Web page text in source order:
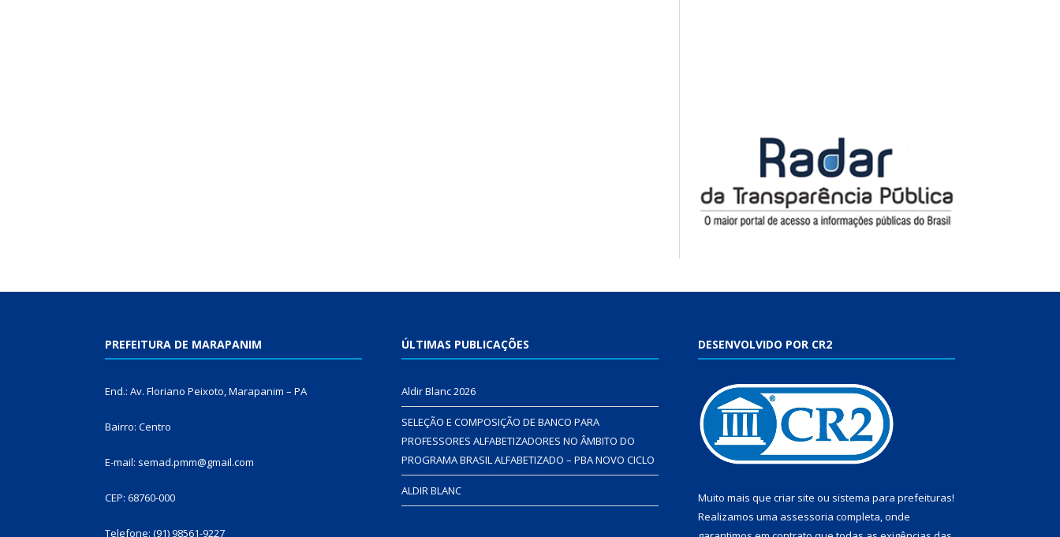
PREFEITURA DE MARAPANIM
End.: Av. Floriano Peixoto, Marapanim – PA
Bairro: Centro
E-mail: semad.pmm@gmail.com
CEP: 68760-000
Telefone: (91) 98561-9227
ÚLTIMAS PUBLICAÇÕES
Aldir Blanc 2026
SELEÇÃO E COMPOSIÇÃO DE BANCO PARA
PROFESSORES ALFABETIZADORES NO ÂMBITO DO
PROGRAMA BRASIL ALFABETIZADO – PBA NOVO CICLO
ALDIR BLANC
DESENVOLVIDO POR CR2
Muito mais que criar site ou sistema para prefeituras!
Realizamos uma assessoria completa, onde